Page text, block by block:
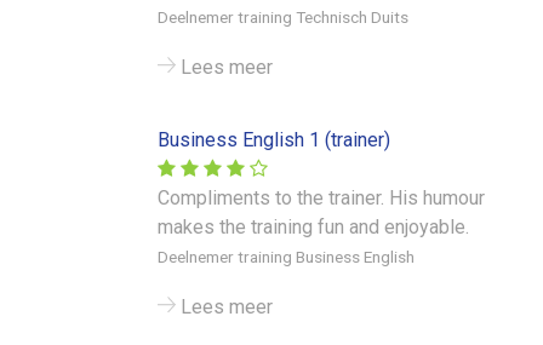
Deelnemer training Technisch Duits
Lees meer
Business English 1 (trainer)
Compliments to the trainer. His humour
makes the training fun and enjoyable.
Deelnemer training Business English
Lees meer